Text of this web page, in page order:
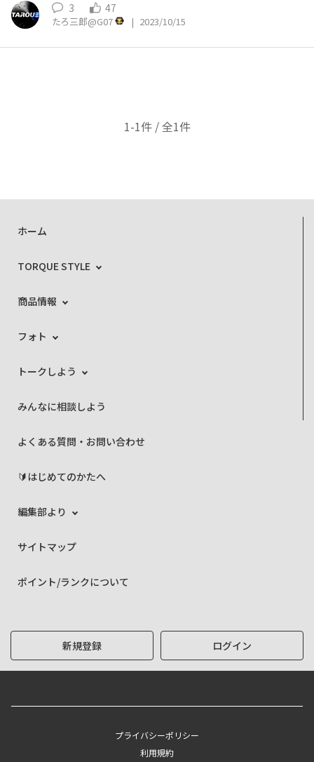
3 47
たろ三郎@G07 | 2023/10/15
1-1件 / 全1件
ホーム
TORQUE STYLE
商品情報
フォト
トークしよう
みんなに相談しよう
よくある質問・お問い合わせ
🔰はじめてのかたへ
編集部より
サイトマップ
ポイント/ランクについて
新規登録 ログイン
プライバシーポリシー
利用規約